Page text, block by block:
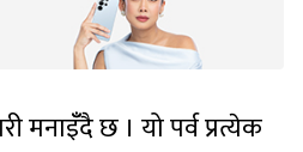
मनाइँँदै छ । यो पर्व प्रत्येक